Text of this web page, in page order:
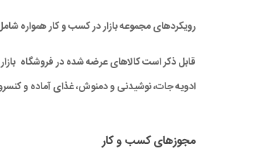
رویکردهای مجموعه بازار در کسب و کار همواره
قابل ذکر است کالاهای عرضه شده در فروشگاه بازار
ادویه جات، نوشیدنی و دمنوش، غذای آماده و
مجوزهای کسب و کار